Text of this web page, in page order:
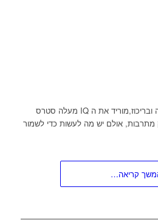
מולטי-טאסקינג פוגע בחשיבה ובריכוז,מוריד את ה IQ מעלה סטרס
מתרבות, אולם יש מה לעשות כדי לשמור
קריאה…